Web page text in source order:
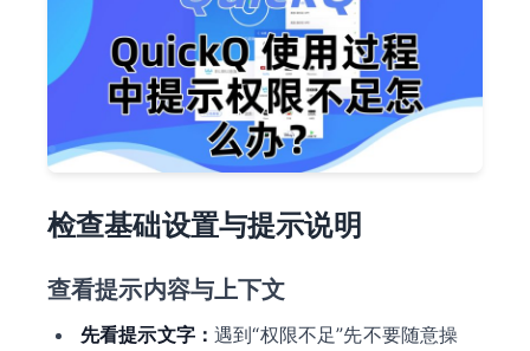
检查基础设置与提示说明
查看提示内容与上下文
先看提示文字：遇到“权限不足”先不要随意操